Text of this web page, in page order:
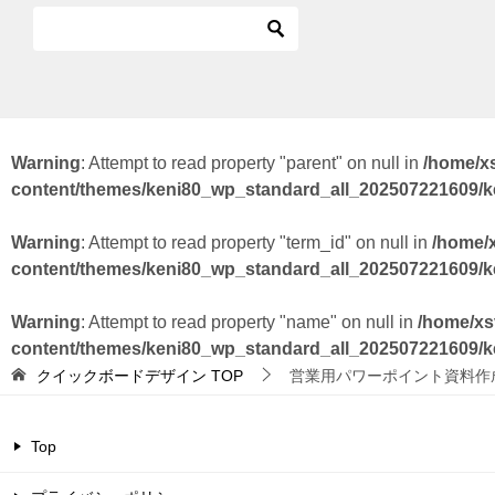
Warning: Attempt to read property "parent" on null in /home/
content/themes/keni80_wp_standard_all_202507221609/
Warning: Attempt to read property "term_id" on null in /home/
content/themes/keni80_wp_standard_all_202507221609/
Warning: Attempt to read property "name" on null in /home/
content/themes/keni80_wp_standard_all_202507221609/
クイックボードデザイン TOP 営業用パワーポイント資料作
Top